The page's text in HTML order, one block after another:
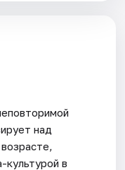
над
в